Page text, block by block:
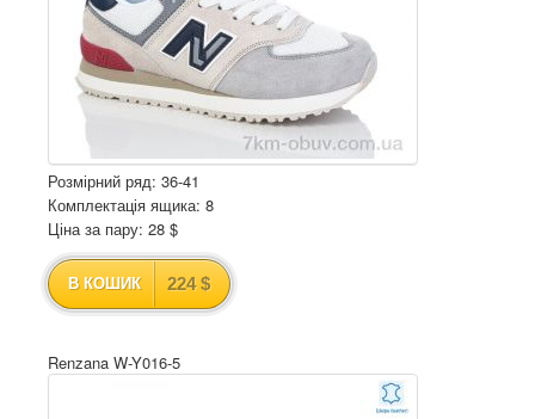
Розмірний ряд: 36-41
Комплектація ящика: 8
Ціна за пару: 28 $
В КОШИК 224 $
Renzana W-Y016-5